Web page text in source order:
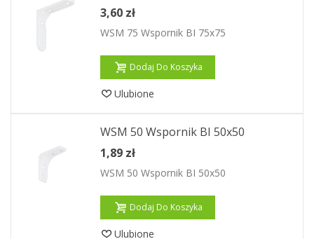
3,60 zł
WSM 75 Wspornik BI 75x75
Dodaj Do Koszyka
Ulubione
WSM 50 Wspornik BI 50x50
1,89 zł
WSM 50 Wspornik BI 50x50
Dodaj Do Koszyka
Ulubione